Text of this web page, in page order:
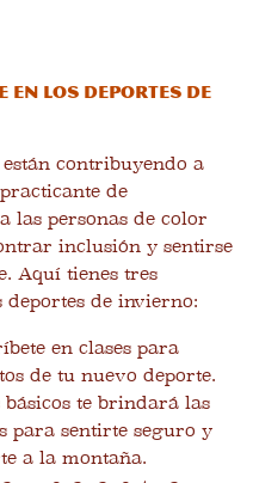
en los deportes de
contribuyendo a
de
las personas de color
inclusión y sentirse
Aquí tienes tres
deportes de invierno:
en clases para
de tu nuevo deporte.
te brindará las
para sentirte seguro y
a la montaña.